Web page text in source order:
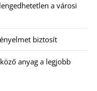
a városi
biztosít
anyag a legjobb